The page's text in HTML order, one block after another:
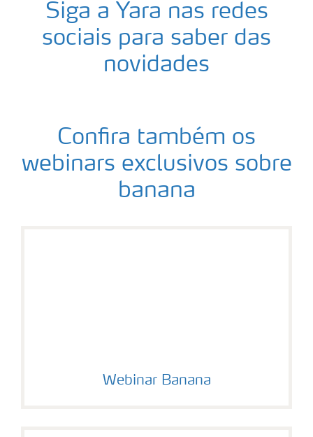
Siga a Yara nas redes
sociais para saber das
novidades
Confira também os
webinars exclusivos sobre
banana
Webinar Banana